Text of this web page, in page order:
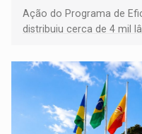
Ação do Programa de
distribuiu cerca de 4 mil
comunidade